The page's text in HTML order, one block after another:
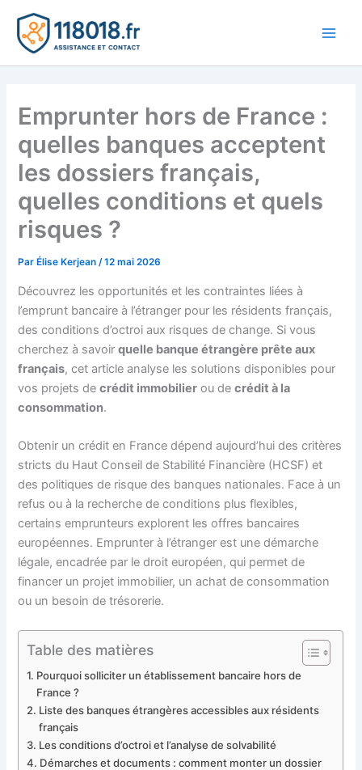
contenu
Emprunter hors de France :
quelles banques acceptent
les dossiers français,
quelles conditions et quels
risques ?
Par Élise Kerjean/12 mai 2026
Découvrez les opportunités et les contraintes liées à
l’emprunt bancaire à l’étranger pour les résidents français,
des conditions d’octroi aux risques de change. Si vous
cherchez à savoirquelle banque étrangère prête aux
français, cet article analyse les solutions disponibles pour
vos projets decrédit immobilier ou decrédit à la
consommation.
Obtenir un crédit en France dépend aujourd’hui des critères
stricts du Haut Conseil de Stabilité Financière (HCSF) et
des politiques de risque des banques nationales. Face à un
refus ou à la recherche de conditions plus flexibles,
certains emprunteurs explorent les offres bancaires
européennes. Emprunter à l’étranger est une démarche
légale, encadrée par le droit européen, qui permet de
financer un projet immobilier, un achat de consommation
ou un besoin de trésorerie.
Table des matières
Pourquoi solliciter un établissement bancaire hors de
France ?
Liste des banques étrangères accessibles aux résidents
français
Les conditions d’octroi et l’analyse de solvabilité
Démarches et documents : comment monter un dossier